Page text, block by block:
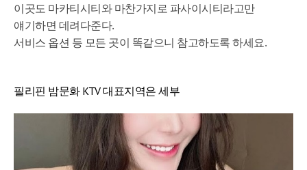
이곳도 마카티시티와 마찬가지로 파사이시티라고만
얘기하면 데려다준다.
서비스 옵션 등 모든 곳이 똑같으니 참고하도록 하세요.
필리핀 밤문화 KTV 대표지역은 세부